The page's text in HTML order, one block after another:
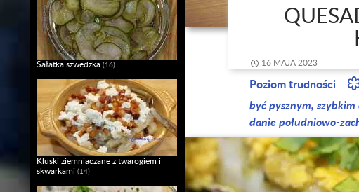
16 MAJA 2023
Poziom trudności
być pysznym,
danie południowo-
Sałatka szwedzka (16)
Kluski ziemniaczane z twarogiem i
skwarkami (14)